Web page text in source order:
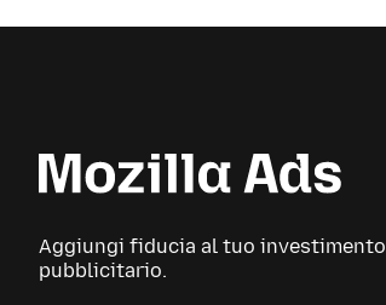
Aggiungi fiducia al tuo investimento
pubblicitario.